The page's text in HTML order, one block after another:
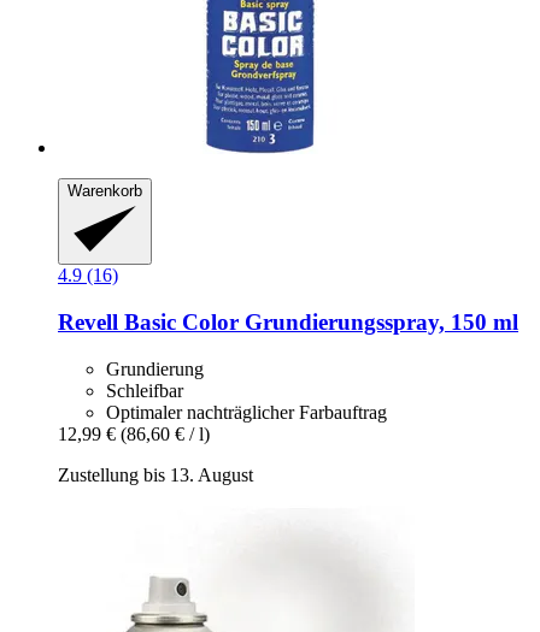
Warenkorb
4.9 (16)
Revell Basic Color Grundierungsspray, 150 ml
Grundierung
Schleifbar
Optimaler nachträglicher Farbauftrag
12,99 € (86,60 € / l)
Zustellung bis 13. August